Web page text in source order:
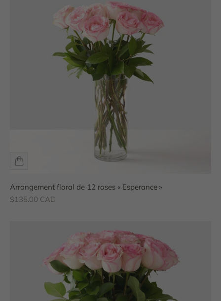
Arrangement floral de 12 roses « Esperance »
Prix de vente
$135.00 CAD